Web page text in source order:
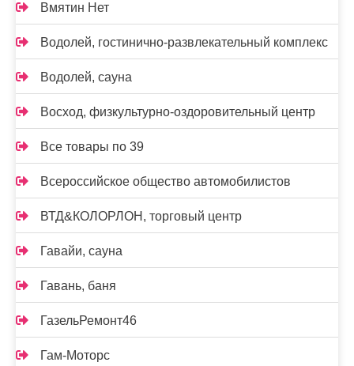
Вмятин Нет
Водолей, гостинично-развлекательный комплекс
Водолей, сауна
Восход, физкультурно-оздоровительный центр
Все товары по 39
Всероссийское общество автомобилистов
ВТД&КОЛОРЛОН, торговый центр
Гавайи, сауна
Гавань, баня
ГазельРемонт46
Гам-Моторс